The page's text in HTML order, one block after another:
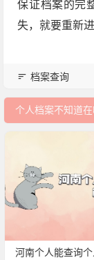
保证档案的完
失，就要重新进
档案查询
个人档案不知道
河南个人能查询